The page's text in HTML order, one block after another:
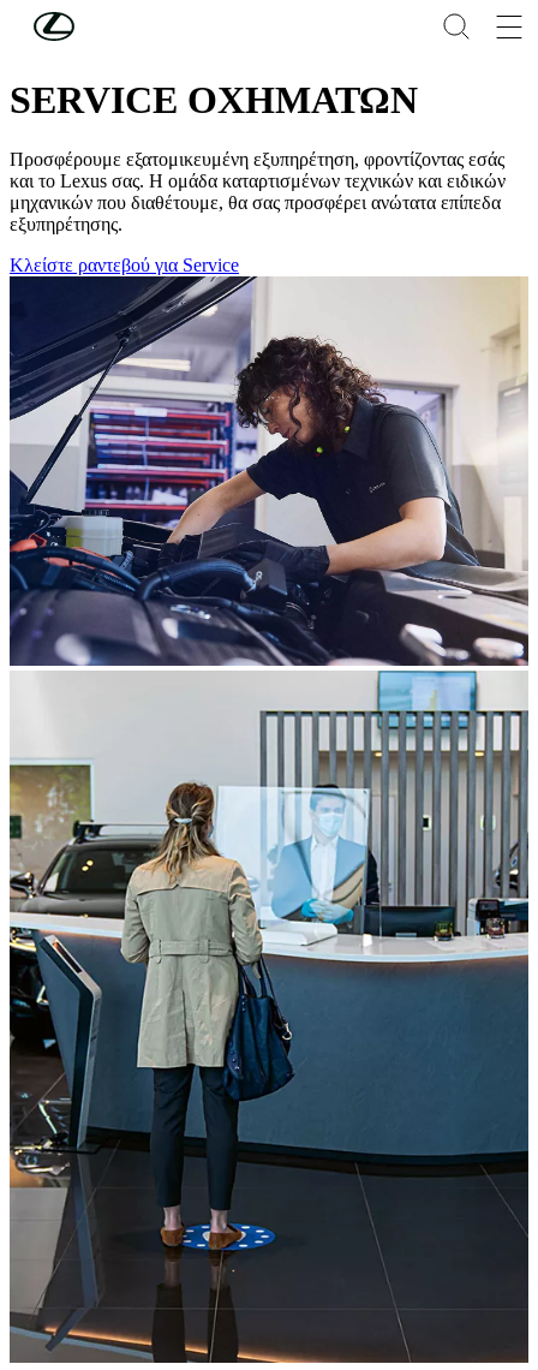
Συνέχεια στο κύριο περιεχόμενο
ΣΥΝΤΗΡΗΣΗ
SERVICE ΟΧΗΜΑΤΩΝ
Προσφέρουμε εξατομικευμένη εξυπηρέτηση, φροντίζοντας εσάς
και το Lexus σας. Η ομάδα καταρτισμένων τεχνικών και ειδικών
μηχανικών που διαθέτουμε, θα σας προσφέρει ανώτατα επίπεδα
εξυπηρέτησης.
Κλείστε ραντεβού για Service